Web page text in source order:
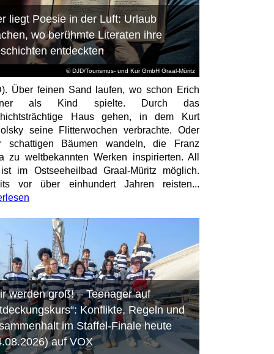
© DJD/Tourismus- und Kur GmbH Graal-Müritz
liegt Poesie in der Luft: Urlaub
wo berühmte Literaten ihre
entdeckten
Über feinen Sand laufen, wo schon Erich
als Kind spielte. Durch das
Haus gehen, in dem Kurt
seine Flitterwochen verbrachte. Oder
schattigen Bäumen wandeln, die Franz
zu weltbekannten Werken inspirierten. All
im Ostseeheilbad Graal-Müritz möglich.
vor über einhundert Jahren reisten...
werden groß! – Teenager auf
Konflikte, Regeln und
im Staffel-Finale heute
auf VOX